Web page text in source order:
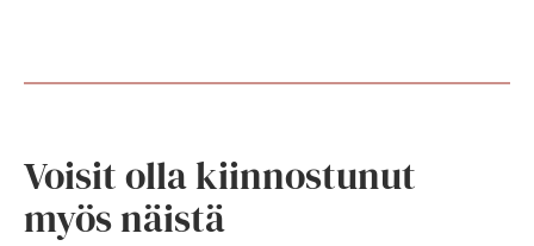
Voisit olla kiinnostunut
myös näistä